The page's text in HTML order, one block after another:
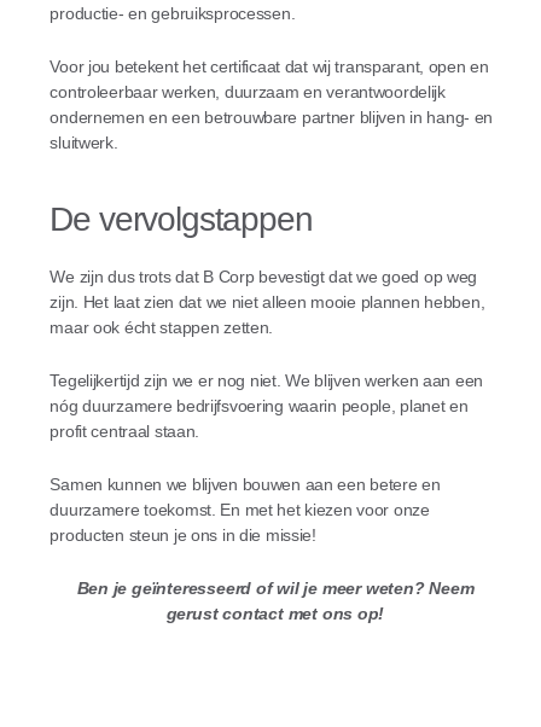
productie- en gebruiksprocessen.
Voor jou betekent het certificaat dat wij transparant, open en
controleerbaar werken, duurzaam en verantwoordelijk
ondernemen en een betrouwbare partner blijven in hang- en
sluitwerk.
De vervolgstappen
We zijn dus trots dat B Corp bevestigt dat we goed op weg
zijn. Het laat zien dat we niet alleen mooie plannen hebben,
maar ook écht stappen zetten.
Tegelijkertijd zijn we er nog niet. We blijven werken aan een
nóg duurzamere bedrijfsvoering waarin people, planet en
profit centraal staan.
Samen kunnen we blijven bouwen aan een betere en
duurzamere toekomst. En met het kiezen voor onze
producten steun je ons in die missie!
Ben je geïnteresseerd of wil je meer weten? Neem
gerust contact met ons op!